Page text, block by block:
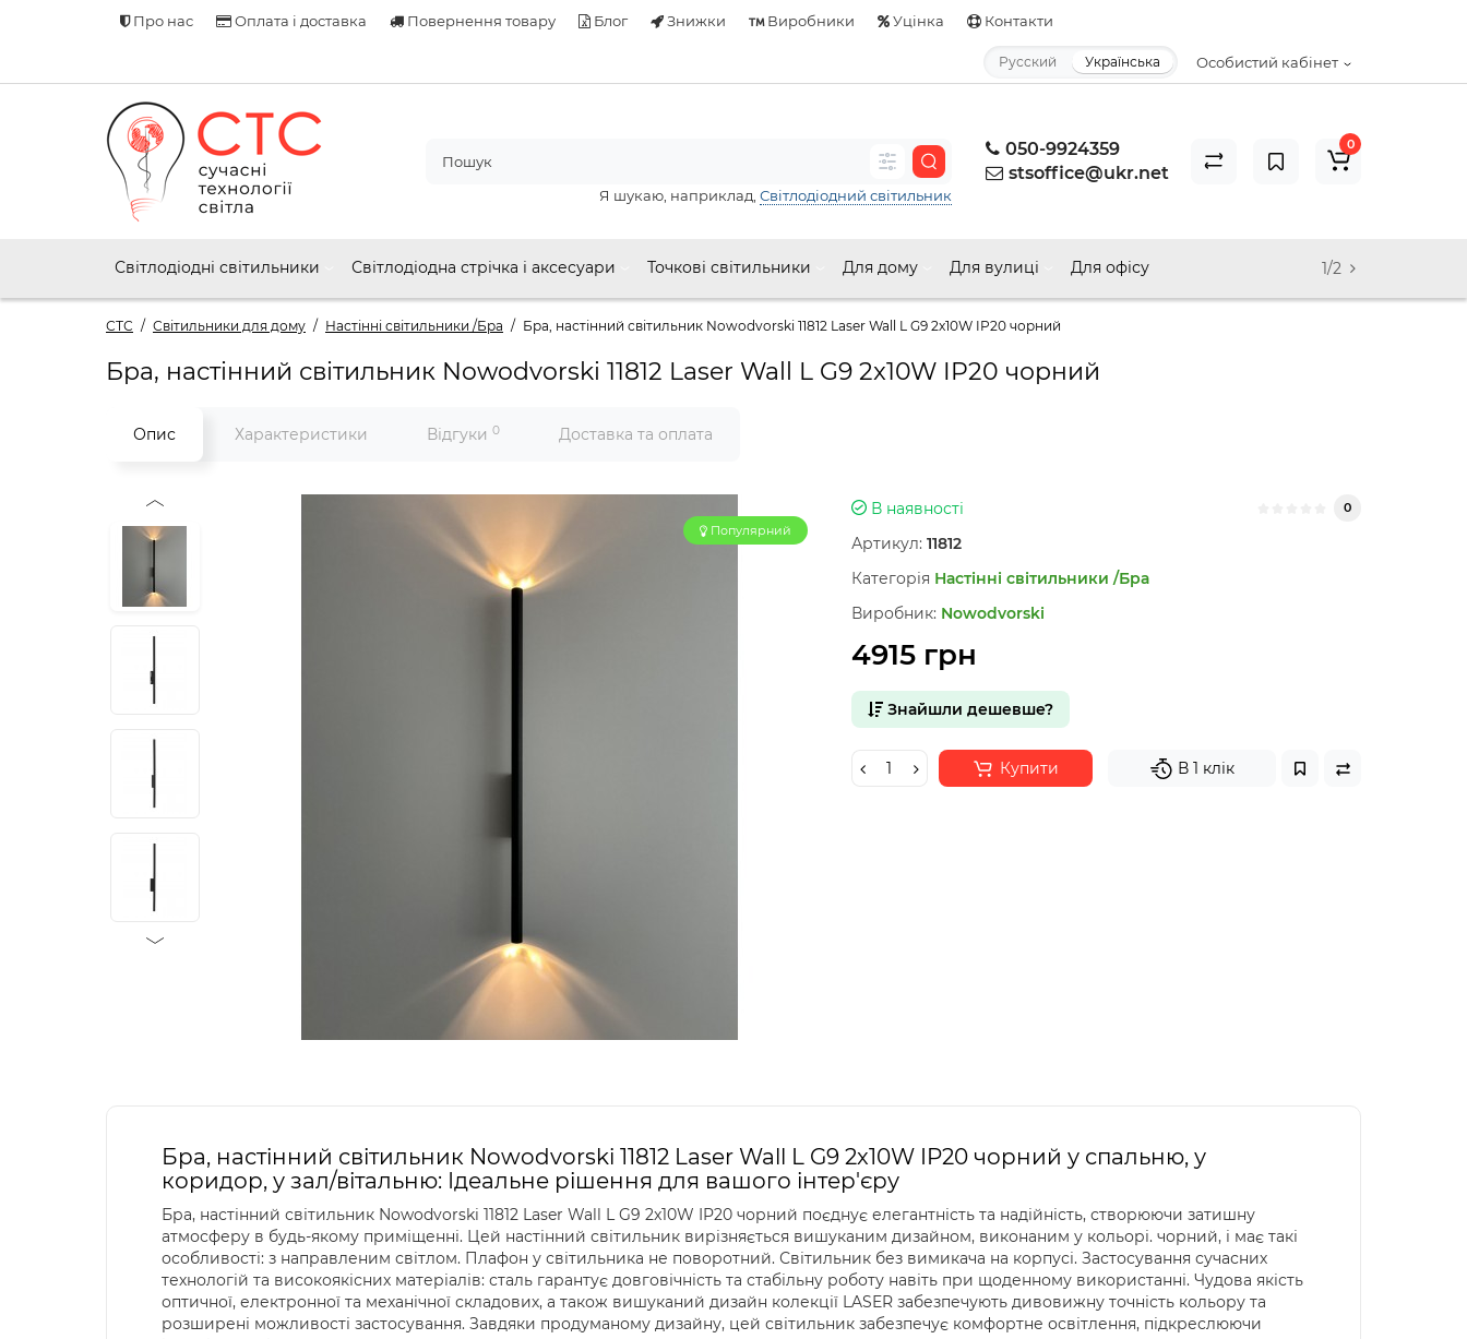
Про нас Оплата і доставка Повернення товару Блог Знижки Виробники Уцінка Контакти
Особистий кабінет
Русский Українська
050-9924359
stsoffice@ukr.net
Я шукаю, наприклад, Світлодіодний світильник
0
Світлодіодні світильники Світлодіодна стрічка і аксесуари Точкові світильники Для дому Для вулиці Для офісу 1/2
СТС Світильники для дому Настінні світильники /Бра Бра, настінний світильник Nowodvorski 11812 Laser Wall L G9 2x10W IP20 чорний
Бра, настінний світильник Nowodvorski 11812 Laser Wall L G9 2x10W IP20 чорний
Опис Характеристики Відгуки 0 Доставка та оплата
Популярний
В наявності 0
Артикул: 11812
Категорія Настінні світильники /Бра
Виробник: Nowodvorski
4915 грн
Знайшли дешевше?
Купити В 1 клік
Бра, настінний світильник Nowodvorski 11812 Laser Wall L G9 2x10W IP20 чорний у спальню, у
коридор, у зал/вітальню: Ідеальне рішення для вашого інтер'єру
Бра, настінний світильник Nowodvorski 11812 Laser Wall L G9 2x10W IP20 чорний поєднує елегантність та надійність, створюючи затишну
атмосферу в будь-якому приміщенні. Цей настінний світильник вирізняється вишуканим дизайном, виконаним у кольорі. чорний, і має такі
особливості: з направленим світлом. Плафон у світильника не поворотний. Світильник без вимикача на корпусі. Застосування сучасних
технологій та високоякісних матеріалів: сталь гарантує довговічність та стабільну роботу навіть при щоденному використанні. Чудова якість
оптичної, електронної та механічної складових, а також вишуканий дизайн колекції LASER забезпечують дивовижну точність кольору та
розширені можливості застосування. Завдяки продуманому дизайну, цей світильник забезпечує комфортне освітлення, підкреслюючи